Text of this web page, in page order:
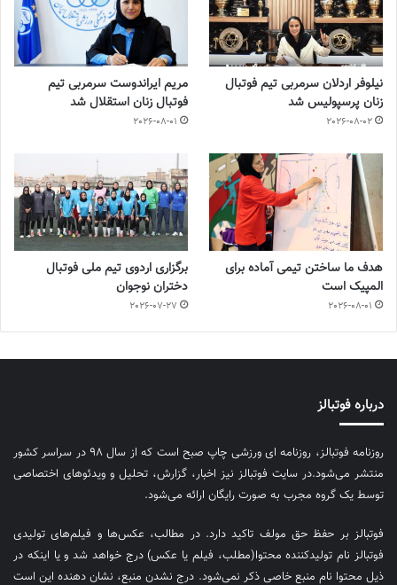
نیلوفر اردلان سرمربی تیم فوتبال
زنان پرسپولیس شد
2026-08-02
مریم ایراندوست سرمربی تیم
فوتبال زنان استقلال شد
2026-08-01
هدف ما ساختن تیمی آماده برای
المپیک است
2026-08-01
برگزاری اردوی تیم ملی فوتبال
دختران نوجوان
2026-07-27
درباره فوتبالز
روزنامه فوتبالز، روزنامه ای ورزشی چاپ صبح است که از سال ۹۸ در سراسر کشور
منتشر می‌شود.در سایت فوتبالز نیز اخبار، گزارش، تحلیل و ویدئوهای اختصاصی
توسط یک گروه مجرب به صورت رایگان ارائه می‌شود.
فوتبالز بر حفظ حق مولف تاکید دارد. در مطالب، عکس‌ها و فیلم‌های تولیدی
فوتبالز نام تولیدکننده محتوا(مطلب، فیلم یا عکس) درج خواهد شد و یا اینکه در
ذیل محتوا نام منبع خاصی ذکر نمی‌‎شود. درج نشدن منبع، نشان دهنده این است